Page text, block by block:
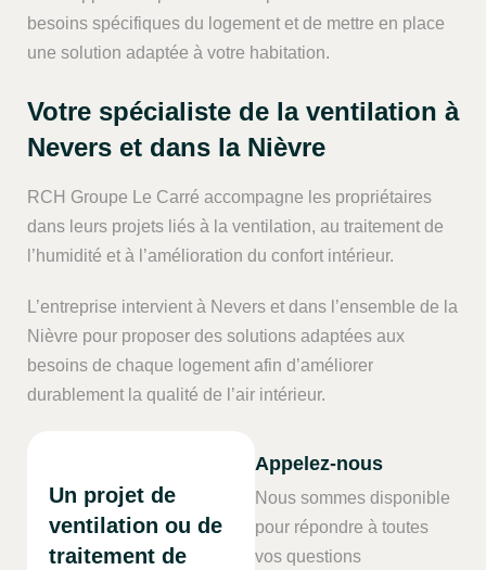
besoins spécifiques du logement et de mettre en place
une solution adaptée à votre habitation.
Votre spécialiste de la ventilation à
Nevers et dans la Nièvre
RCH Groupe Le Carré accompagne les propriétaires
dans leurs projets liés à la ventilation, au traitement de
l’humidité et à l’amélioration du confort intérieur.
L’entreprise intervient à Nevers et dans l’ensemble de la
Nièvre pour proposer des solutions adaptées aux
besoins de chaque logement afin d’améliorer
durablement la qualité de l’air intérieur.
Un projet de
ventilation ou de
traitement de
Appelez-nous
Nous sommes disponible
pour répondre à toutes
vos questions